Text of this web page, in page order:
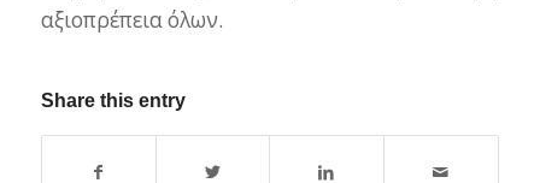
αξιοπρέπεια όλων.
Share this entry